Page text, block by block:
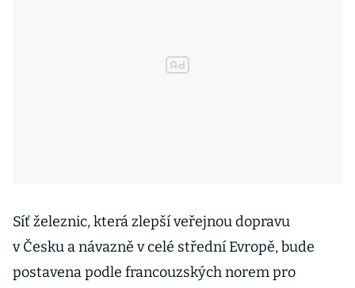
Síť železnic, která zlepší veřejnou dopravu
v Česku a návazně v celé střední Evropě, bude
postavena podle francouzských norem pro